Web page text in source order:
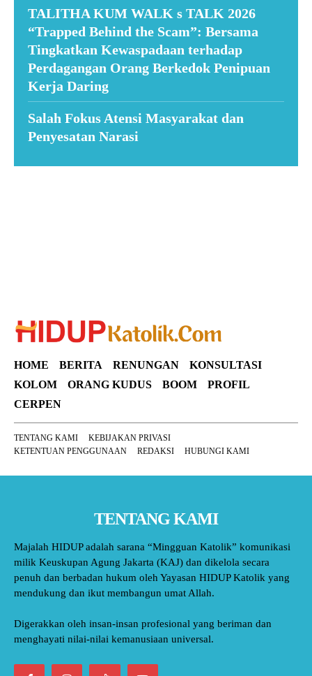
TALITHA KUM WALK s TALK 2026
“Trapped Behind the Scam”: Bersama
Tingkatkan Kewaspadaan terhadap
Perdagangan Orang Berkedok Penipuan
Kerja Daring
Salah Fokus Atensi Masyarakat dan
Penyesatan Narasi
HOME BERITA RENUNGAN
KONSULTASI
KOLOM
ORANG KUDUS BOOM
PROFIL
CERPEN
TENTANG KAMI
KEBIJAKAN PRIVASI
KETENTUAN PENGGUNAAN
REDAKSI HUBUNGI KAMI
TENTANG KAMI
Majalah HIDUP adalah sarana “Mingguan Katolik” komunikasi
milik Keuskupan Agung Jakarta (KAJ) dan dikelola secara
penuh dan berbadan hukum oleh Yayasan HIDUP Katolik yang
mendukung dan ikut membangun umat Allah.
Digerakkan oleh insan-insan profesional yang beriman dan
menghayati nilai-nilai kemanusiaan universal.